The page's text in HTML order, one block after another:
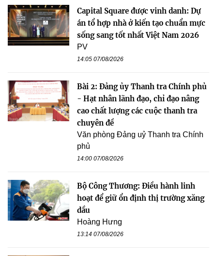
Capital Square được vinh danh: Dự
án tổ hợp nhà ở kiến tạo chuẩn mực
sống sang tốt nhất Việt Nam 2026
PV
14:05 07/08/2026
Bài 2: Đảng ủy Thanh tra Chính phủ
- Hạt nhân lãnh đạo, chỉ đạo nâng
cao chất lượng các cuộc thanh tra
chuyên đề
Văn phòng Đảng uỷ Thanh tra Chính
phủ
14:00 07/08/2026
Bộ Công Thương: Điều hành linh
hoạt để giữ ổn định thị trường xăng
dầu
Hoàng Hưng
13:14 07/08/2026